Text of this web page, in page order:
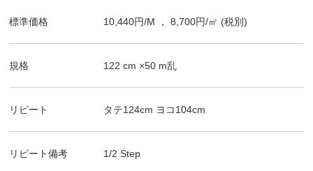
標準価格 10,440円/M ，8,700円/㎡ (税別)
規格 122 cm ×50 m乱
リピート タテ124cm ヨコ104cm
リピート備考 1/2 Step